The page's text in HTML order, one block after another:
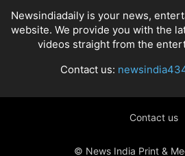
Newsindiadaily is your news,
website. We provide you with the
videos straight from the
Contact us:
Contact us
© News India Print &